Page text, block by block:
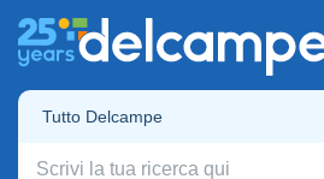
Tutto Delcampe